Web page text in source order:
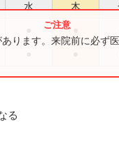
水 木
ります。来院前に必ず
る